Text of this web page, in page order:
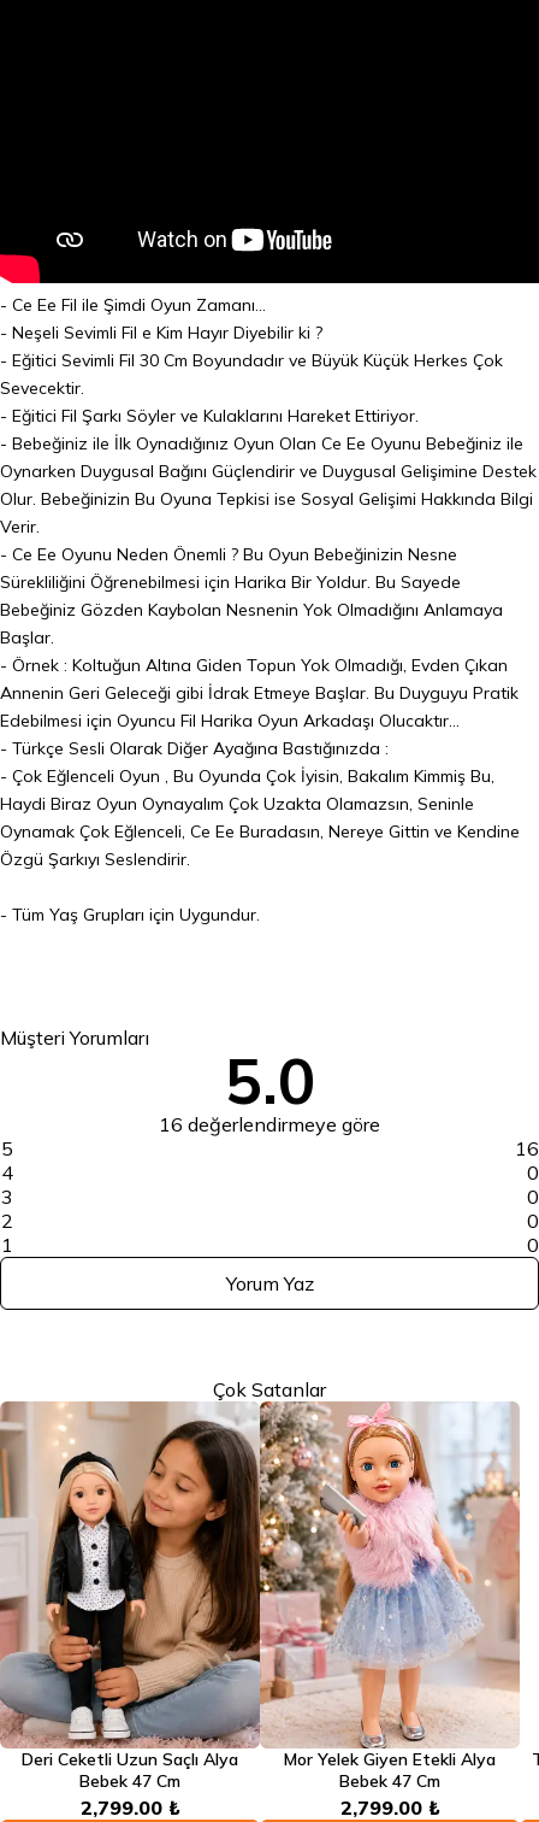
- Ce Ee Fil ile Şimdi Oyun Zamanı...
- Neşeli Sevimli Fil e Kim Hayır Diyebilir ki ?
- Eğitici Sevimli Fil 30 Cm Boyundadır ve Büyük Küçük Herkes Çok
Sevecektir.
- Eğitici Fil Şarkı Söyler ve Kulaklarını Hareket Ettiriyor.
- Bebeğiniz ile İlk Oynadığınız Oyun Olan Ce Ee Oyunu Bebeğiniz ile
Oynarken Duygusal Bağını Güçlendirir ve Duygusal Gelişimine Destek
Olur. Bebeğinizin Bu Oyuna Tepkisi ise Sosyal Gelişimi Hakkında Bilgi
Verir.
- Ce Ee Oyunu Neden Önemli ? Bu Oyun Bebeğinizin Nesne
Sürekliliğini Öğrenebilmesi için Harika Bir Yoldur. Bu Sayede
Bebeğiniz Gözden Kaybolan Nesnenin Yok Olmadığını Anlamaya
Başlar.
- Örnek : Koltuğun Altına Giden Topun Yok Olmadığı, Evden Çıkan
Annenin Geri Geleceği gibi İdrak Etmeye Başlar. Bu Duyguyu Pratik
Edebilmesi için Oyuncu Fil Harika Oyun Arkadaşı Olucaktır...
- Türkçe Sesli Olarak Diğer Ayağına Bastığınızda :
- Çok Eğlenceli Oyun , Bu Oyunda Çok İyisin, Bakalım Kimmiş Bu,
Haydi Biraz Oyun Oynayalım Çok Uzakta Olamazsın, Seninle
Oynamak Çok Eğlenceli, Ce Ee Buradasın, Nereye Gittin ve Kendine
Özgü Şarkıyı Seslendirir.
- Tüm Yaş Grupları için Uygundur.
Müşteri Yorumları
5.0
16 değerlendirmeye göre
5
16
4
0
3
0
2
0
1
0
Yorum Yaz
Çok Satanlar
Deri Ceketli Uzun Saçlı Alya
Bebek 47 Cm
2,799.00 ₺
Mor Yelek Giyen Etekli Alya
Bebek 47 Cm
2,799.00 ₺